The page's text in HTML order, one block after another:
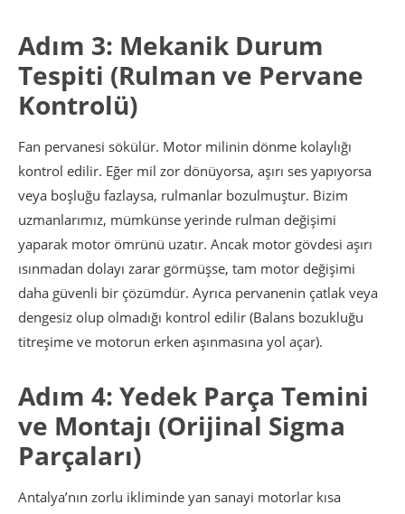
Adım 3: Mekanik Durum
Tespiti (Rulman ve Pervane
Kontrolü)
Fan pervanesi sökülür. Motor milinin dönme kolaylığı
kontrol edilir. Eğer mil zor dönüyorsa, aşırı ses yapıyorsa
veya boşluğu fazlaysa, rulmanlar bozulmuştur. Bizim
uzmanlarımız, mümkünse yerinde rulman değişimi
yaparak motor ömrünü uzatır. Ancak motor gövdesi aşırı
ısınmadan dolayı zarar görmüşse, tam motor değişimi
daha güvenli bir çözümdür. Ayrıca pervanenin çatlak veya
dengesiz olup olmadığı kontrol edilir (Balans bozukluğu
titreşime ve motorun erken aşınmasına yol açar).
Adım 4: Yedek Parça Temini
ve Montajı (Orijinal Sigma
Parçaları)
Antalya’nın zorlu ikliminde yan sanayi motorlar kısa